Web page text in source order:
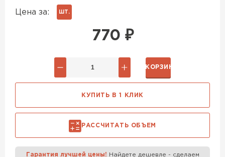
Цена за: ШТ.
770 ₽
В КОРЗИНУ
КУПИТЬ В 1 КЛИК
РАССЧИТАТЬ ОБЪЕМ
Гарантия лучшей цены! Найдете дешевле - сделаем
ПЕРЕЙТИ
ПЕРЕЙТИ
Газобетон (ЕвроАэроБетон)
Газобетон Белорусский (БЦК)